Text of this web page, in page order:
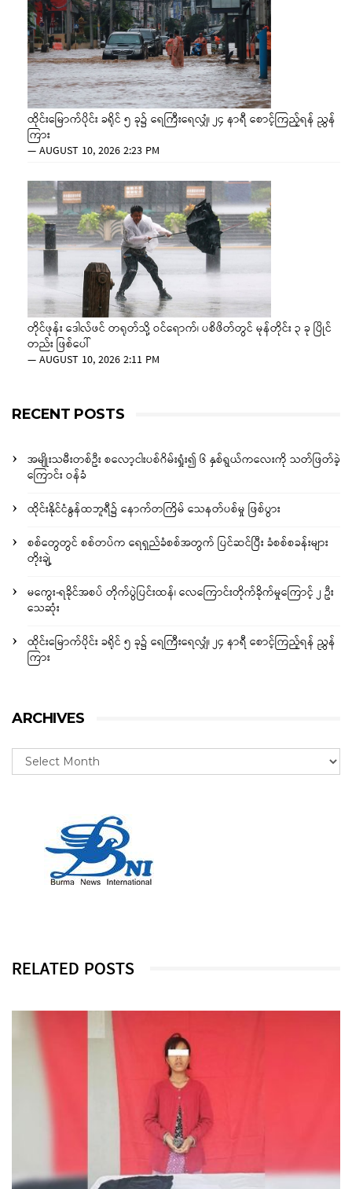
ထိုင်းမြောက်ပိုင်း ခရိုင် ၅ ခု၌ ရေကြီးရေလျှံ၊ ၂၄ နာရီ စောင့်ကြည့်ရန် ညွှန်
ကြား
—AUGUST 10, 2026 2:23 PM
တိုင်ဖုန်း ဒေါလ်ဖင် တရုတ်သို့ ဝင်ရောက်၊ ပစိဖိတ်တွင် မုန်တိုင်း ၃ ခု ပြိုင်
တည်း ဖြစ်ပေါ်
—AUGUST 10, 2026 2:11 PM
RECENT POSTS
အမျိုးသမီးတစ်ဦး စလော့ငါးပစ်ဂိမ်းရှုံး၍ ၆ နှစ်ရွယ်ကလေးကို သတ်ဖြတ်ခဲ့
ကြောင်း ဝန်ခံ
ထိုင်းနိုင်ငံနွန်ထဘူရီ၌ နောက်တကြိမ် သေနတ်ပစ်မှု ဖြစ်ပွား
စစ်တွေတွင် စစ်တပ်က ရေရှည်ခံစစ်အတွက် ပြင်ဆင်ပြီး ခံစစ်စခန်းများ
တိုးချဲ့
မကွေး-ရခိုင်အစပ် တိုက်ပွဲပြင်းထန်၊ လေကြောင်းတိုက်ခိုက်မှုကြောင့် ၂ ဦး
သေဆုံး
ထိုင်းမြောက်ပိုင်း ခရိုင် ၅ ခု၌ ရေကြီးရေလျှံ၊ ၂၄ နာရီ စောင့်ကြည့်ရန် ညွှန်
ကြား
ARCHIVES
RELATED POSTS